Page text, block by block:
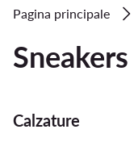
Pagina principale
Calzature